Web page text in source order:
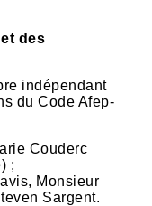
des
indépendant
du Code Afep-
Couderc
;
Monsieur
Sargent.